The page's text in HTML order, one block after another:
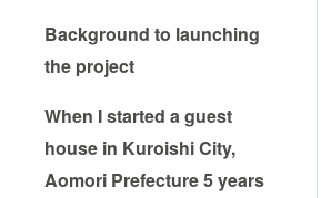
Background to launching
the project
When I started a guest
house in Kuroishi City,
Aomori Prefecture 5 years